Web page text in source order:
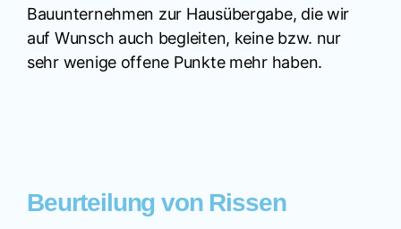
Bauunternehmen zur Hausübergabe, die wir
auf Wunsch auch begleiten, keine bzw. nur
sehr wenige offene Punkte mehr haben.
Beurteilung von Rissen